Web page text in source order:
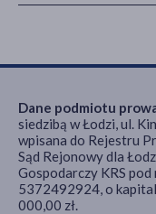
Dane podmiotu
siedzibą w Łodzi, ul.
wpisana do Rejestru
Sąd Rejonowy dla
Gospodarczy KRS
5372492924, o
000,00 zł.